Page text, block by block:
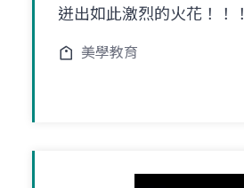
迸出如此激烈的火花！！！
美學教育